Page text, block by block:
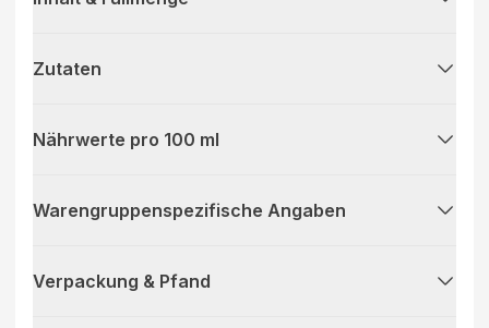
Zutaten
Nährwerte pro 100 ml
Warengruppenspezifische Angaben
Verpackung & Pfand